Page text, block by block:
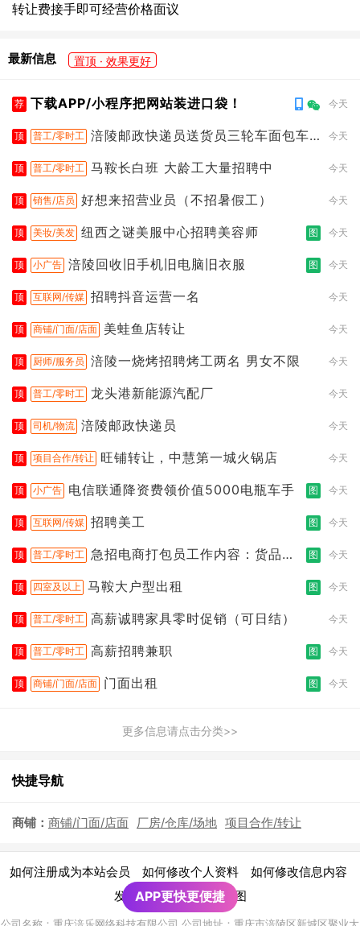
转让费接手即可经营价格面议
最新信息 置顶 · 效果更好
荐 下载APP/小程序把网站装进口袋！ 今天
顶 普工/零时工 涪陵邮政快递员送货员三轮车面包车
今天
顶 普工/零时工 马鞍长白班 大龄工大量招聘中 今天
顶 销售/店员 好想来招营业员（不招暑假工） 今天
顶 美妆/美发 纽西之谜美服中心招聘美容师 图 今天
顶 小广告 涪陵回收旧手机旧电脑旧衣服 图 今天
顶 互联网/传媒 招聘抖音运营一名 今天
顶 商铺/门面/店面 美蛙鱼店转让 今天
顶 厨师/服务员 涪陵一烧烤招聘烤工两名 男女不限 今天
顶 普工/零时工 龙头港新能源汽配厂 今天
顶 司机/物流 涪陵邮政快递员 今天
顶 项目合作/转让 旺铺转让，中慧第一城火锅店 今天
顶 小广告 电信联通降资费领价值5000电瓶车手 图 今天
顶 互联网/传媒 招聘美工 图 今天
顶 普工/零时工 急招电商打包员工作内容：货品分
图 今天
顶 四室及以上 马鞍大户型出租 图 今天
顶 普工/零时工 高薪诚聘家具零时促销（可日结） 今天
顶 普工/零时工 高薪招聘兼职 图 今天
顶 商铺/门面/店面 门面出租 图 今天
更多信息请点击分类>>
快捷导航
商铺： 商铺/门面/店面 厂房/仓库/场地 项目合作/转让
如何注册成为本站会员 如何修改个人资料 如何修改信息内容
发布广告须知 | 网站地图
APP更快更便捷